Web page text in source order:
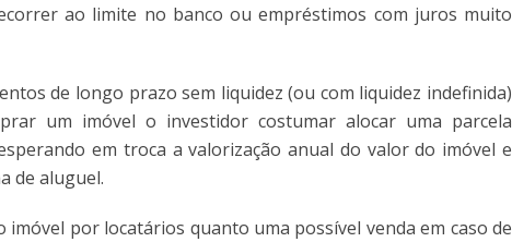
ao limite no banco ou empréstimos com juros muito
de longo prazo sem liquidez (ou com liquidez indefinida)
um imóvel o investidor costumar alocar uma parcela
em troca a valorização anual do valor do imóvel e
de aluguel.
imóvel por locatários quanto uma possível venda em caso de